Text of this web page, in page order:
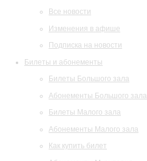
Все новости
Изменения в афише
Подписка на новости
Билеты и абонементы
Билеты Большого зала
Абонементы Большого зала
Билеты Малого зала
Абонементы Малого зала
Как купить билет